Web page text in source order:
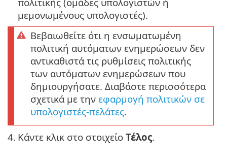
μεμονωμένους υπολογιστές).
Βεβαιωθείτε ότι η ενσωματωμένη
πολιτική αυτόματων ενημερώσεων δεν
αντικαθιστά τις ρυθμίσεις πολιτικής
των αυτόματων ενημερώσεων που
δημιουργήσατε. Διαβάστε περισσότερα
σχετικά με την εφαρμογή πολιτικών σε
υπολογιστές-πελάτες.
4. Κάντε κλικ στο στοιχείο Τέλος.